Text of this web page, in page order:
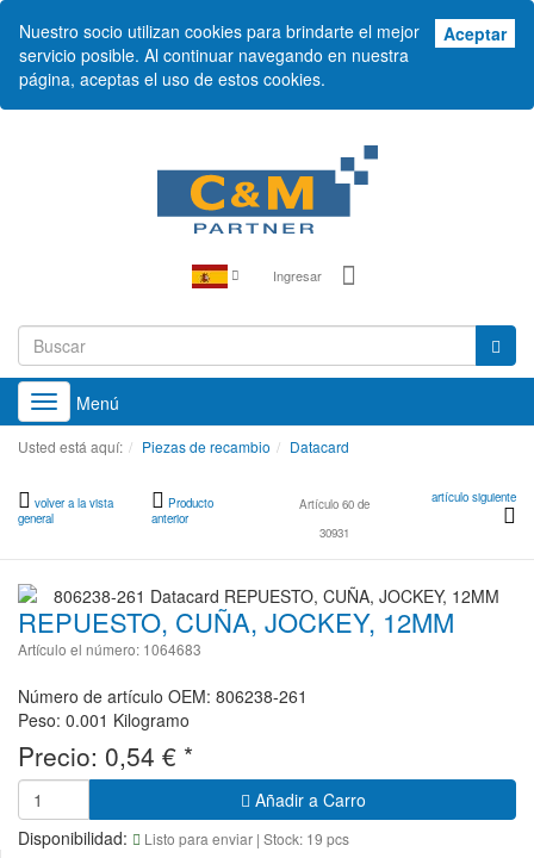
Aceptar
Nuestro socio utilizan cookies para brindarte el mejor
servicio posible. Al continuar navegando en nuestra
página, aceptas el uso de estos cookies.
Ingresar
Toggle
navigation
Menú
Usted está aquí: Piezas de recambio Datacard
volver a la vista
general
Producto
anterior
Artículo 60 de
30931
artículo siguiente
REPUESTO, CUÑA, JOCKEY, 12MM
Artículo el número: 1064683
Número de artículo OEM: 806238-261
Peso: 0.001 Kilogramo
Precio: 0,54 € *
Añadir a Carro
Disponibilidad:
Listo para enviar | Stock: 19 pcs